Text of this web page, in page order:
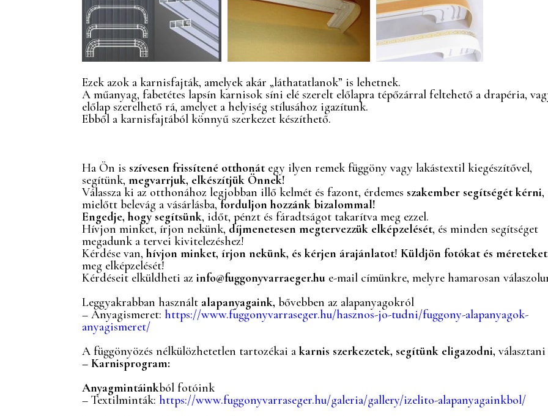
Ezek azok a karnisfajták, amelyek akár „láthatatlanok” is lehetnek.
A műanyag, fabetétes lapsín karnisok síni elé szerelt előlapra tépőzárral feltehető a drapéria,
előlap szerelhető rá, amelyet a helyiség stílusához igazítunk.
Ebből a karnisfajtából könnyű szerkezet készíthető.
Ha Ön is szívesen frissítené otthonát egy ilyen remek függöny vagy lakástextil kiegészítővel,
segítünk,megvarrjuk, elkészítjük Önnek!
Válassza ki az otthonához legjobban illő kelmét és fazont, érdemes szakember segítségét kérni,
mielőtt belevág a vásárlásba,forduljon hozzánk bizalommal!
Engedje, hogy segítsünk, időt, pénzt és fáradtságot takarítva meg ezzel.
Hívjon minket, írjon nekünk, díjmenetesen megtervezzük elképzelését, és minden segítséget
megadunk a tervei kivitelezéshez!
Kérdése van,hívjon minket, írjon nekünk, és kérjen árajánlatot!Küldjön fotókat és méreteket
meg elképzelését!
Kérdéseit elküldheti azinfo@fuggonyvarraeger.hu e-mail címünkre, melyre hamarosan
Leggyakrabban használtalapanyagaink, bővebben az alapanyagokról
– Anyagismeret:https://www.fuggonyvarraseger.hu/hasznos-jo-tudni/fuggony-alapanyagok-
anyagismeret/
A függönyözés nélkülözhetetlen tartozékai a karnis szerkezetek, segítünk eligazodni,
– Karnisprogram:
Anyagmintáinkból fotóink
– Textilminták:https://www.fuggonyvarraseger.hu/galeria/gallery/izelito-alapanyagainkbol/